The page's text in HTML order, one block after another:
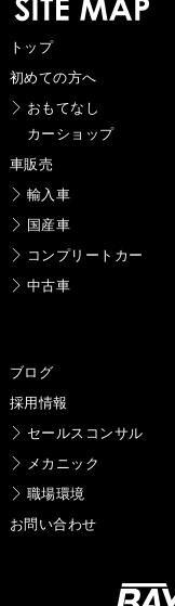
トップ
初めての方へ
おもてなし
カーショップ
車販売
輸入車
国産車
コンプリートカー
中古車
ブログ
採用情報
セールスコンサル
メカニック
職場環境
お問い合わせ